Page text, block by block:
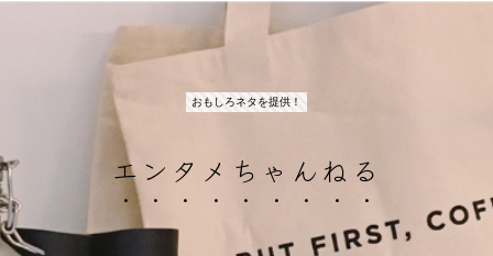
おもしろネタを提供！
エンタメちゃんねる